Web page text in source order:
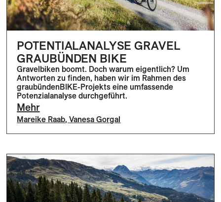
POTENTIALANALYSE GRAVEL
GRAUBÜNDEN BIKE
Gravelbiken boomt. Doch warum eigentlich? Um
Antworten zu finden, haben wir im Rahmen des
graubündenBIKE-Projekts eine umfassende
Potenzialanalyse durchgeführt.
Mehr
Mareike Raab,Vanesa Gorgal